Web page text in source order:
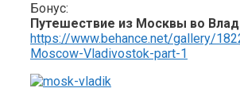
Бонус:
Путешествие из Москвы во
https://www.behance.net/gallery/
Moscow-Vladivostok-part-1